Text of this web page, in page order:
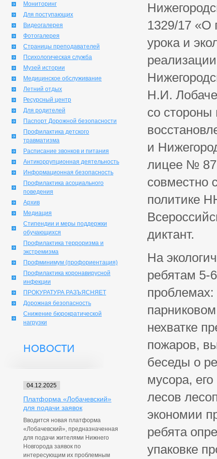
Мониторинг
Для поступающих
Видеогалерея
Фотогалерея
Страницы преподавателей
Психологическая служба
Музей истории
Медицинское обслуживание
Летний отдых
Ресурсный центр
Для родителей
Паспорт Дорожной безопасности
Профилактика детского
травматизма
Расписание звонков и питания
Антикоррупционная деятельность
Информационная безопасность
Профилактика асоциального
поведения
Архив
Медиация
Стипендии и меры поддержки
обучающихся
Профилактика терроризма и
экстремизма
Профминимум (профориентация)
Профилактика коронавирусной
инфекции
ПРОКУРАТУРА РАЗЪЯСНЯЕТ
Дорожная безопасность
Снижение бюрократической
нагрузки
НОВОСТИ
04.12.2025
Платформа «Лобачевский»
для подачи заявок
Вводится новая платформа
«Лобачевский», предназначенная
для подачи жителями Нижнего
Новгорода заявок по
интересующим их проблемным
1329/17 «О
урока и
Н.И.
со
и
лицее № 87
совместно
политике
диктант.
На
ребятам 5-
проблемах:
нехватке
пожаров,
беседы о
мусора,
лесов
экономии
ребята
упаковке